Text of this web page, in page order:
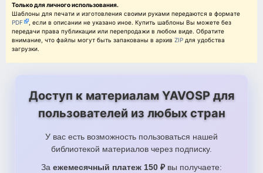
Только для личного использования.
Шаблоны для печати и изготовления своими руками передаются в формате
PDF
, если в описании не указано иное. Купить шаблоны Вы можете без
передачи права публикации или перепродажи в любом виде. Обратите
внимание, что файлы могут быть запакованы в архив ZIP для удобства
загрузки.
Доступ к материалам YAVOSP для
пользователей из любых стран
У вас есть возможность пользоваться нашей
библиотекой материалов через подписку.
За ежемесячный платеж 150 ₽ вы получаете: